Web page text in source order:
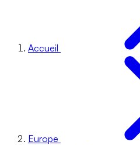
Accueil
Europe